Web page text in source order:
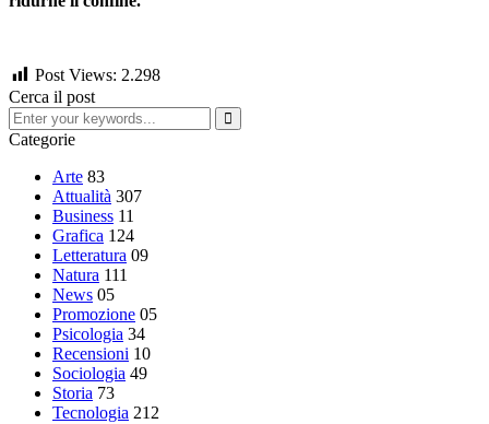
Post Views: 2.298
Cerca il post
Categorie
Arte 83
Attualità 307
Business 11
Grafica 124
Letteratura 09
Natura 111
News 05
Promozione 05
Psicologia 34
Recensioni 10
Sociologia 49
Storia 73
Tecnologia 212